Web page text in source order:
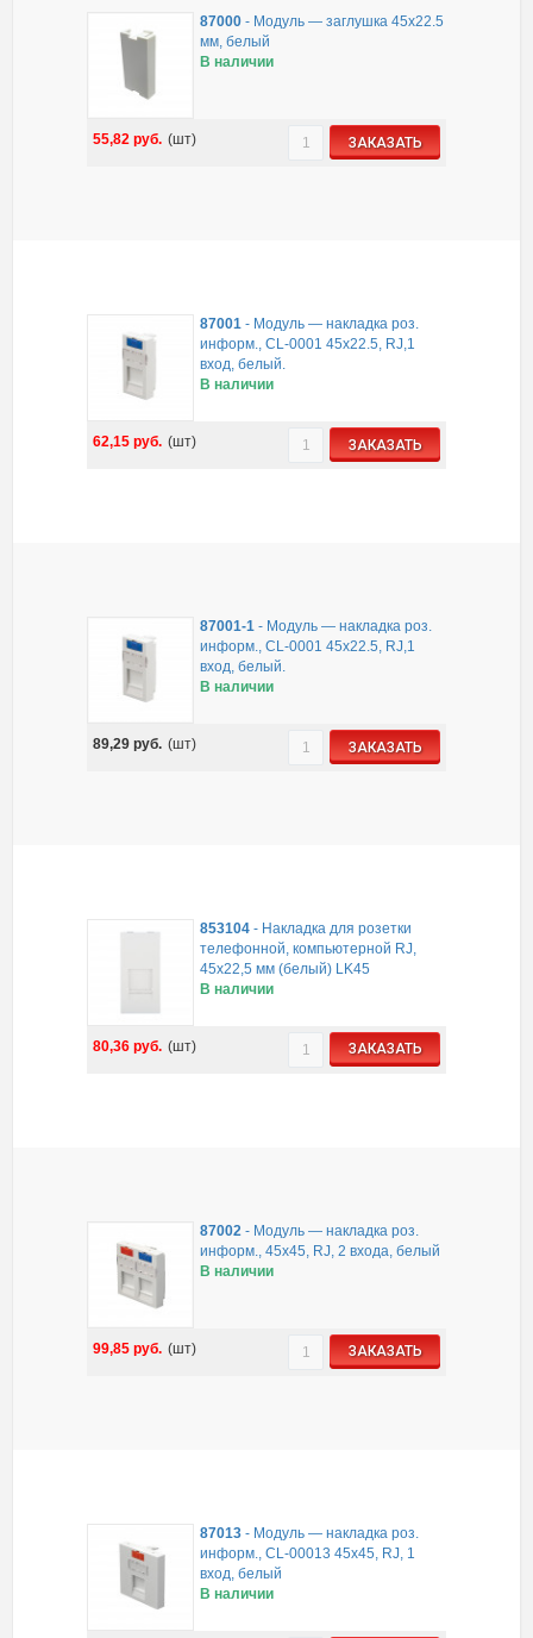
87000- Модуль — заглушка 45х22.5
мм, белый
В наличии
55,82 руб. (шт) ЗАКАЗАТЬ
87001- Модуль — накладка роз.
информ., CL-0001 45x22.5, RJ,1
вход, белый.
В наличии
62,15 руб. (шт) ЗАКАЗАТЬ
87001-1- Модуль — накладка роз.
информ., CL-0001 45x22.5, RJ,1
вход, белый.
В наличии
89,29 руб. (шт) ЗАКАЗАТЬ
853104- Накладка для розетки
телефонной, компьютерной RJ,
45х22,5 мм (белый) LK45
В наличии
80,36 руб. (шт) ЗАКАЗАТЬ
87002 - Модуль — накладка роз.
информ., 45x45, RJ, 2 входа, белый
В наличии
99,85 руб. (шт) ЗАКАЗАТЬ
87013- Модуль — накладка роз.
информ., CL-00013 45x45, RJ, 1
вход, белый
В наличии